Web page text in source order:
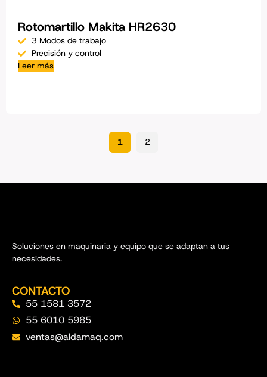
Rotomartillo Makita HR2630
3 Modos de trabajo
Precisión y control
Leer más
1 2
Soluciones en maquinaria y equipo que se adaptan a tus
necesidades.
CONTACTO
55 1581 3572
55 6010 5985
ventas@aldamaq.com